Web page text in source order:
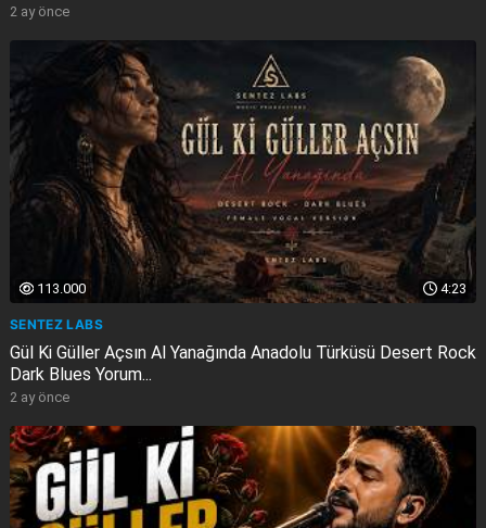
2 ay önce
4:23
113.000
SENTEZ LABS
Gül Ki Güller Açsın Al Yanağında Anadolu Türküsü Desert Rock
Dark Blues Yorum...
2 ay önce